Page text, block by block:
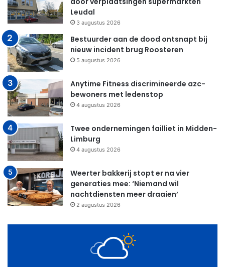
Leudal
3 augustus 2026
Bestuurder aan de dood ontsnapt bij
nieuw incident brug Roosteren
5 augustus 2026
Anytime Fitness discrimineerde azc-
bewoners met ledenstop
4 augustus 2026
Twee ondernemingen failliet in Midden-
Limburg
4 augustus 2026
Weerter bakkerij stopt er na vier
generaties mee: ‘Niemand wil
nachtdiensten meer draaien’
2 augustus 2026